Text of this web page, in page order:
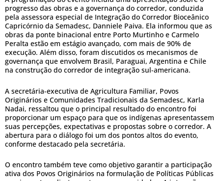
progresso das obras e a governança do corredor, conduzida
pela assessora especial de Integração do Corredor Bioceânico
Capricórnio da Semadesc, Danniele Paiva. Ela informou que as
obras da ponte binacional entre Porto Murtinho e Carmelo
Peralta estão em estágio avançado, com mais de 90% de
execução. Além disso, foram discutidos os mecanismos de
governança que envolvem Brasil, Paraguai, Argentina e Chile
na construção do corredor de integração sul-americana.
A secretária-executiva de Agricultura Familiar, Povos
Originários e Comunidades Tradicionais da Semadesc, Karla
Nadai, ressaltou que o principal resultado do encontro foi
proporcionar um espaço para que os indígenas apresentassem
suas percepções, expectativas e propostas sobre o corredor. A
abertura para o diálogo foi um dos pontos altos do evento,
conforme destacado pela secretária.
O encontro também teve como objetivo garantir a participação
ativa dos Povos Originários na formulação de Políticas Públicas